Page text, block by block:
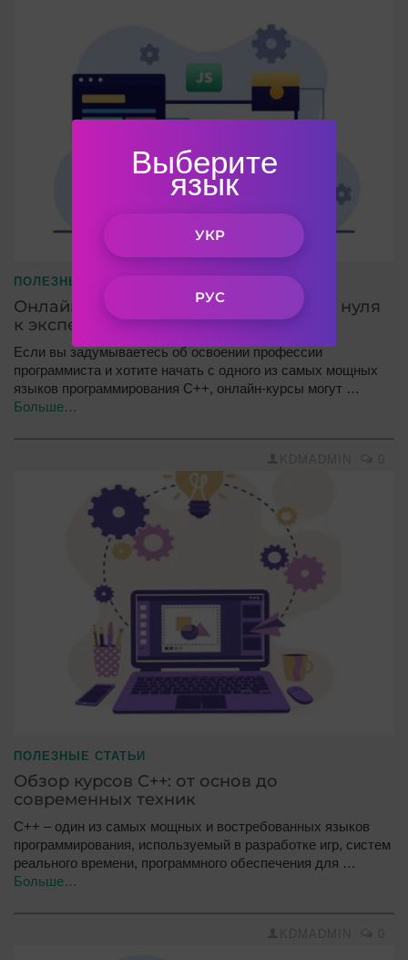
ПОЛЕЗНЫЕ СТАТЬИ
Онлайн-курсы C++: освоение языка с нуля
к эксперту
Если вы задумываетесь об освоении профессии
программиста и хотите начать с одного из самых мощных
языков программирования C++, онлайн-курсы могут …
Больше…
ПОЛЕЗНЫЕ СТАТЬИ
Обзор курсов C++: от основ до
современных техник
C++ – один из самых мощных и востребованных языков
программирования, используемый в разработке игр, систем
реального времени, программного обеспечения для …
Больше…
Выберите
язык
УКР
РУС